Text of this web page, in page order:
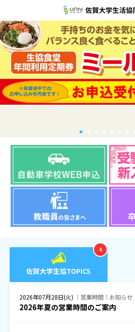
佐賀大学生協TOPICS
4
2026年07月28日(火) ｜営業時間｜お知らせ
2026年夏の営業時間のご案内